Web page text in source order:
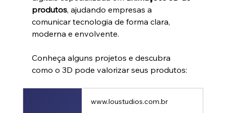
produtos, ajudando empresas a
comunicar tecnologia de forma clara,
moderna e envolvente.
Conheça alguns projetos e descubra
como o 3D pode valorizar seus produtos:
www.loustudios.com.br